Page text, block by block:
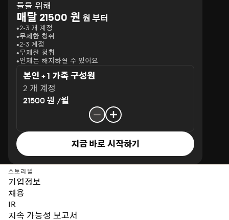
들을 위해
매달 21500 원 원 부터
2-3 개 계정
무제한 청취
2-3 계정
무제한 청취
언제든 해지하실 수 있어요
본인 + 1 가족 구성원
2 개 계정
21500 원 /월
지금 바로 시작하기
스토리텔
기업정보
채용
IR
지속 가능성 보고서